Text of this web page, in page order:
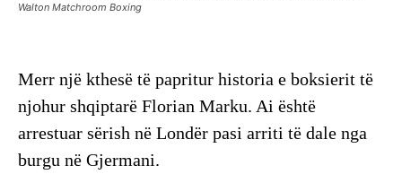
Walton Matchroom Boxing
Merr një kthesë të papritur historia e boksierit të
njohur shqiptarë Florian Marku. Ai është
arrestuar sërish në Londër pasi arriti të dale nga
burgu në Gjermani.